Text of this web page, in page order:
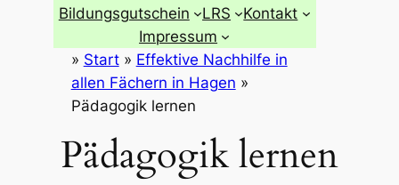
Bildungsgutschein
LRS
Kontakt
Impressum
» Start» Effektive Nachhilfe in
allen Fächern in Hagen »
Pädagogik lernen
Pädagogik lernen